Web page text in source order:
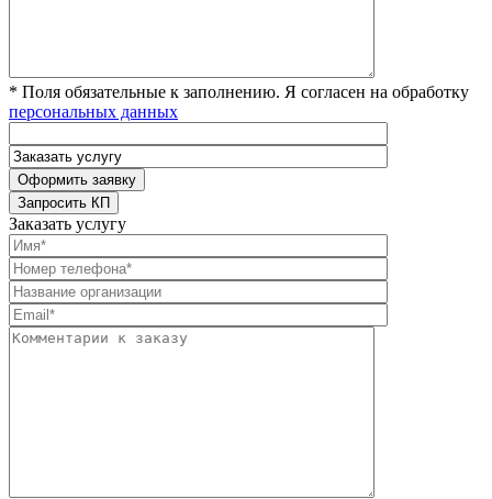
* Поля обязательные к заполнению. Я согласен на обработку
персональных данных
Заказать услугу